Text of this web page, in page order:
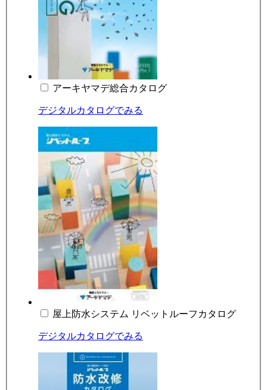
アーキヤマデ総合カタログ
デジタルカタログでみる
屋上防水システム リベットルーフカタログ
デジタルカタログでみる